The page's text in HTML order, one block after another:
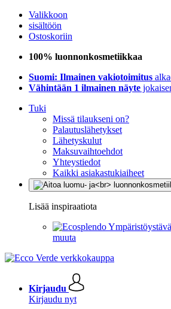
Valikkoon
sisältöön
Ostoskoriin
100% luonnonkosmetiikkaa
Suomi: Ilmainen vakiotoimitus
Vähintään 1 ilmainen näyte
Tuki
Missä tilaukseni on?
Palautuslähetykset
Lähetyskulut
Maksuvaihtoehdot
Yhteystiedot
Kaikki asiakastukiaiheet
Lisää inspiraatiota
muuta
Kirjaudu
Kirjaudu nyt